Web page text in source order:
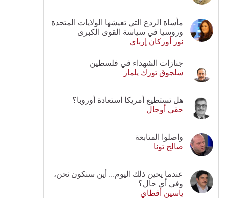
مأساة الردع التي تعيشها الولايات المتحدة
وروسيا في سياسة القوى الكبرى
نور أوزكان إرباي
جنازات الشهداء في فلسطين
سلجوق تورك يلماز
هل تستطيع أمريكا استعادة أوروبا؟
حقي أوجال
واصلوا المتابعة
صالح تونا
عندما يحين ذلك اليوم... أين سنكون نحن،
وفي أي حال؟
ياسين أقطاي